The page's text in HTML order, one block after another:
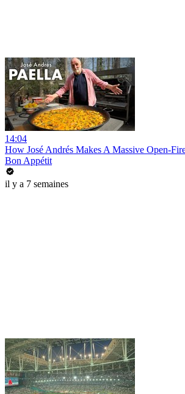
14:04
How José Andrés Makes A Massive Open-
Bon Appétit
il y a 7 semaines